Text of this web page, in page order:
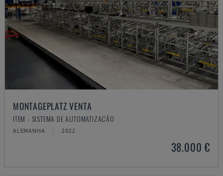
MONTAGEPLATZ VENTA
ITEM - SISTEMA DE AUTOMATIZAÇÃO
ALEMANHA 2022
38.000 €